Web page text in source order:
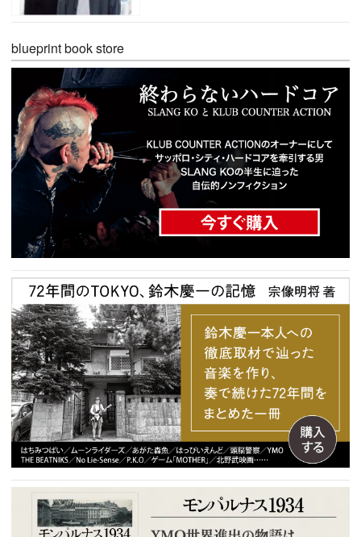
blueprint book store